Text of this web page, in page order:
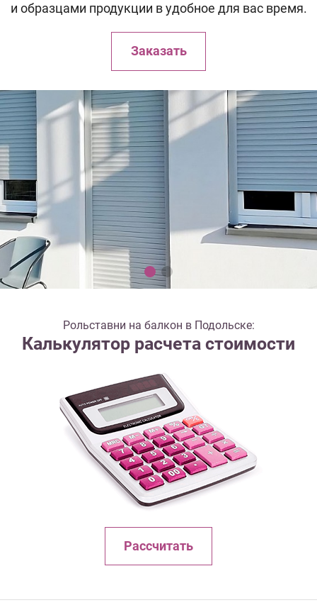
и образцами продукции в удобное для вас время.
Заказать
Рольставни на балкон в Подольске:
Калькулятор расчета стоимости
Рассчитать